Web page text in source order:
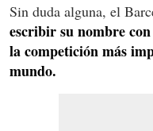
Sin duda alguna, el
escribir su nombre
la competición más
mundo.